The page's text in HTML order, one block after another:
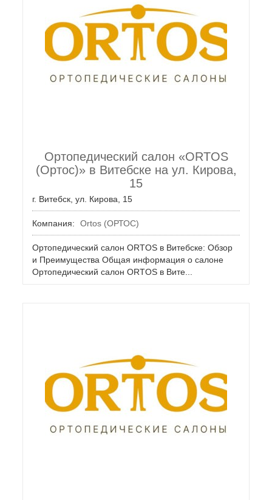
Ортопедический салон «ORTOS
(Ортос)» в Витебске на ул. Кирова,
15
г. Витебск, ул. Кирова, 15
Компания: Ortos (ОРТОС)
Ортопедический салон ORTOS в Витебске: Обзор
и Преимущества Общая информация о салоне
Ортопедический салон ORTOS в Вите...